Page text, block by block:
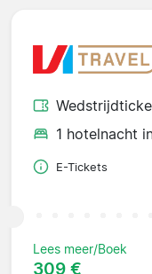
1 hotelnacht
E-Tickets
Lees meer/Boek
309 €